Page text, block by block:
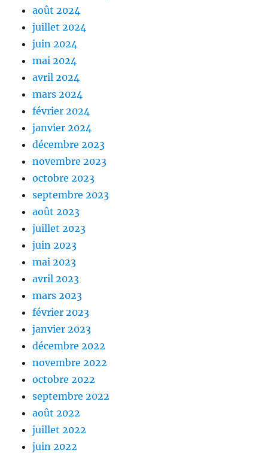
août 2024
juillet 2024
juin 2024
mai 2024
avril 2024
mars 2024
février 2024
janvier 2024
décembre 2023
novembre 2023
octobre 2023
septembre 2023
août 2023
juillet 2023
juin 2023
mai 2023
avril 2023
mars 2023
février 2023
janvier 2023
décembre 2022
novembre 2022
octobre 2022
septembre 2022
août 2022
juillet 2022
juin 2022